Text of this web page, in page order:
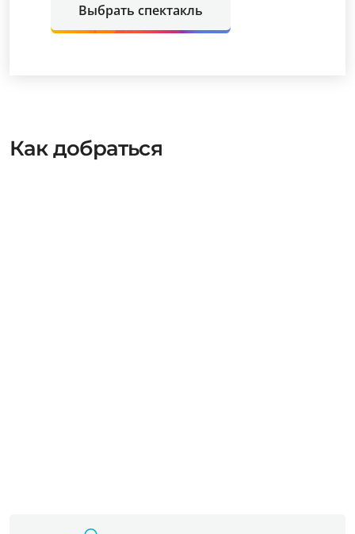
Выбрать спектакль
Как добраться